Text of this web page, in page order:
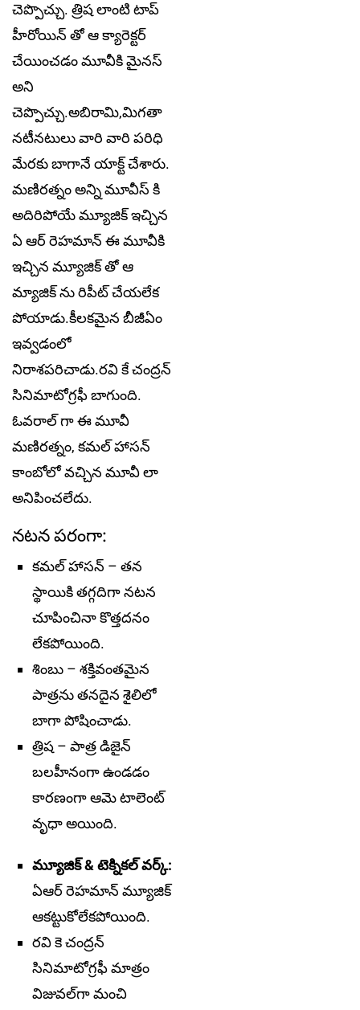
చెప్పొచ్చు. త్రిష లాంటి టాప్
హీరోయిన్ తో ఆ క్యారెక్టర్
చేయించడం మూవీకి మైనస్
అని
చెప్పొచ్చు.అబిరామి,మిగతా
నటీనటులు వారి వారి పరిధి
మేరకు బాగానే యాక్ట్ చేశారు.
మణిరత్నం అన్ని మూవీస్ కి
అదిరిపోయే మ్యూజిక్ ఇచ్చిన
ఏ ఆర్ రెహమాన్ ఈ మూవీకి
ఇచ్చిన మ్యూజిక్ తో ఆ
మ్యాజిక్ ను రిపీట్ చేయలేక
పోయాడు.కీలకమైన బీజీఏం
ఇవ్వడంలో
నిరాశపరిచాడు.రవి కే చంద్రన్
సినిమాటోగ్రఫీ బాగుంది.
ఓవరాల్ గా ఈ మూవీ
మణిరత్నం, కమల్ హాసన్
కాంబోలో వచ్చిన మూవీ లా
అనిపించలేదు.
నటన పరంగా:
కమల్ హాసన్ – తన
స్థాయికి తగ్గదిగా నటన
చూపించినా కొత్తదనం
లేకపోయింది.
శింబు – శక్తివంతమైన
పాత్రను తనదైన శైలిలో
బాగా పోషించాడు.
త్రిష – పాత్ర డిజైన్
బలహీనంగా ఉండడం
కారణంగా ఆమె టాలెంట్
వృధా అయింది.
మ్యూజిక్ & టెక్నికల్ వర్క్:
ఏఆర్ రెహమాన్ మ్యూజిక్
ఆకట్టుకోలేకపోయింది.
రవి కె చంద్రన్
సినిమాటోగ్రఫీ మాత్రం
విజువల్‌గా మంచి